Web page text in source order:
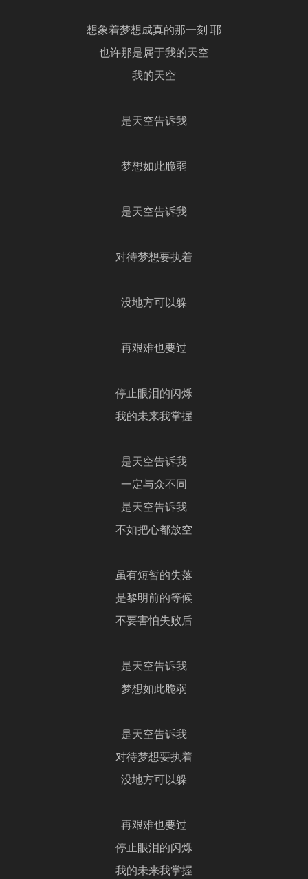
想象着梦想成真的那一刻 耶
也许那是属于我的天空
我的天空
是天空告诉我
梦想如此脆弱
是天空告诉我
对待梦想要执着
没地方可以躲
再艰难也要过
停止眼泪的闪烁
我的未来我掌握
是天空告诉我
一定与众不同
是天空告诉我
不如把心都放空
虽有短暂的失落
是黎明前的等候
不要害怕失败后
是天空告诉我
梦想如此脆弱
是天空告诉我
对待梦想要执着
没地方可以躲
再艰难也要过
停止眼泪的闪烁
我的未来我掌握